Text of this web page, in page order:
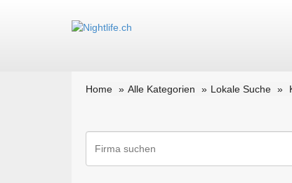
Home Alle Kategorien Lokale Suche